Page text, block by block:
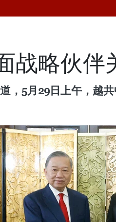
战略伙伴
，5月29日上午，越